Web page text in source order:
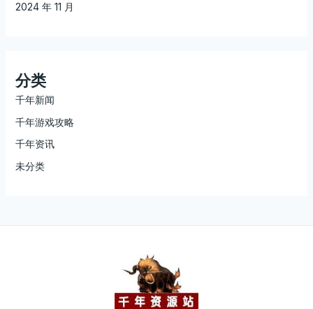
2024 年 11 月
分类
千年新闻
千年游戏攻略
千年资讯
未分类